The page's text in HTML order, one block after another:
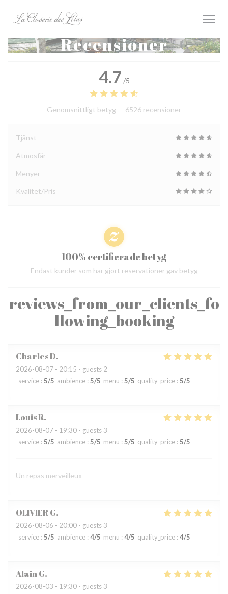
Recensioner
reviews_from_our_clients_fo
llowing_booking
CharlesD
2026-08-07 - 20:15 - guests 2
service : 5/5 ambience : 5/5 menu : 5/5 quality_price : 5/5
LouisR
2026-08-07 - 19:30 - guests 3
service : 5/5 ambience : 5/5 menu : 5/5 quality_price : 5/5
Un repas merveilleux
OLIVIERG
2026-08-06 - 20:00 - guests 3
service : 5/5 ambience : 4/5 menu : 4/5 quality_price : 4/5
AlainG
2026-08-03 - 19:30 - guests 3
4.7 /5
Genomsnittligt betyg — 6526 recensioner
Tjänst
Atmosfär
Menyer
Kvalitet/Pris
100% certifierade betyg
Endast kunder som har gjort reservationer gav betyg